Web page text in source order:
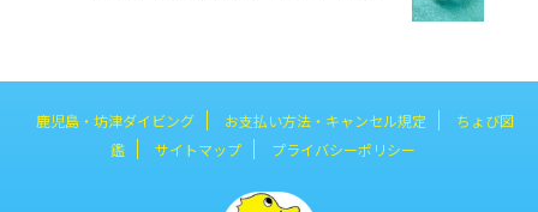
鹿児島・坊津ダイビング お支払い方法・キャンセル規定
ちょび図
鑑
サイトマップ プライバシーポリシー